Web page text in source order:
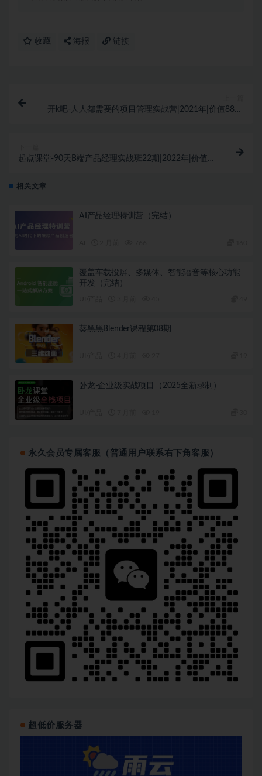
收藏 海报 链接
开k吧-人人都需要的项目管理实战营|2021年|价值8800
起点课堂-90天B端产品经理实战班22期|2022年|价值
相关文章
AI产品经理特训营（完结）
覆盖车载投屏、多媒体、智能语音等核心功能
开发（完结）
葵黑黑Blender课程第08期
卧龙-企业级实战项目（2025全新录制）
永久会员专属客服（普通用户联系右下角客服）
超低价服务器